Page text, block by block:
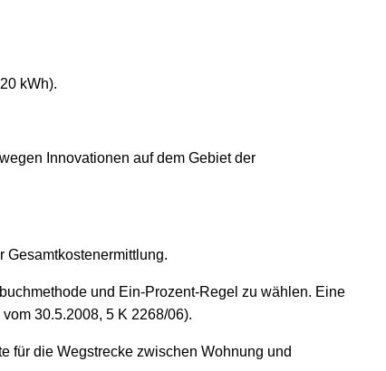
kWh).
Innovationen auf dem Gebiet der
Gesamtkostenermittlung.
und Ein-Prozent-Regel zu wählen. Eine
30.5.2008, 5 K 2268/06).
für die Wegstrecke zwischen Wohnung und